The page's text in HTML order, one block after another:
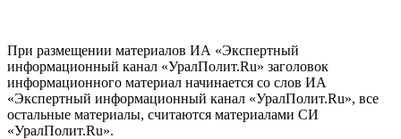
При размещении материалов ИА «Экспертный
информационный канал «УралПолит.Ru» заголовок
информационного материал начинается со слов ИА
«Экспертный информационный канал «УралПолит.Ru», все
остальные материалы, считаются материалами СИ
«УралПолит.Ru».